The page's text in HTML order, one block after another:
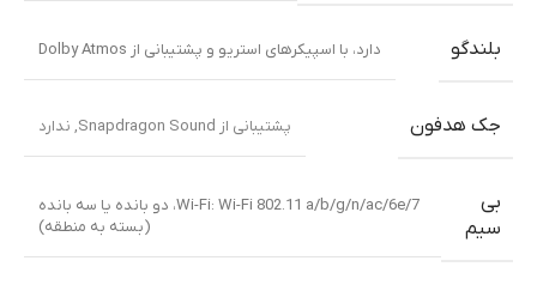
بلندگو دارد، با اسپیکرهای استریو و پشتیبانی از Dolby Atmos
جک هدفون پشتیبانی از Snapdragon Sound , ندارد
بی
سیم
Wi-Fi: Wi-Fi 802.11 a/b/g/n/ac/6e/7، دو بانده یا سه بانده
(بسته به منطقه)